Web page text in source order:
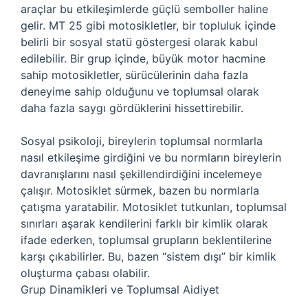
araçlar bu etkileşimlerde güçlü semboller haline
gelir. MT 25 gibi motosikletler, bir topluluk içinde
belirli bir sosyal statü göstergesi olarak kabul
edilebilir. Bir grup içinde, büyük motor hacmine
sahip motosikletler, sürücülerinin daha fazla
deneyime sahip olduğunu ve toplumsal olarak
daha fazla saygı gördüklerini hissettirebilir.
Sosyal psikoloji, bireylerin toplumsal normlarla
nasıl etkileşime girdiğini ve bu normların bireylerin
davranışlarını nasıl şekillendirdiğini incelemeye
çalışır. Motosiklet sürmek, bazen bu normlarla
çatışma yaratabilir. Motosiklet tutkunları, toplumsal
sınırları aşarak kendilerini farklı bir kimlik olarak
ifade ederken, toplumsal grupların beklentilerine
karşı çıkabilirler. Bu, bazen “sistem dışı” bir kimlik
oluşturma çabası olabilir.
Grup Dinamikleri ve Toplumsal Aidiyet